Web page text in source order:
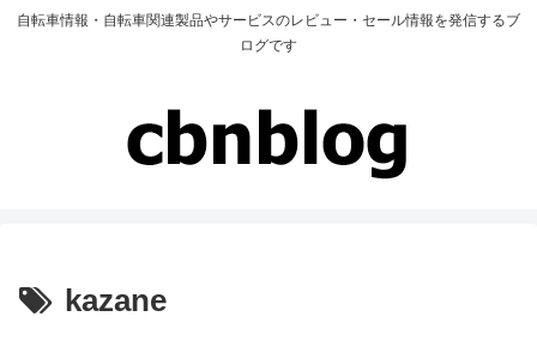
自転車情報・自転車関連製品やサービスのレビュー・セール情報を発信するブ
ログです
kazane